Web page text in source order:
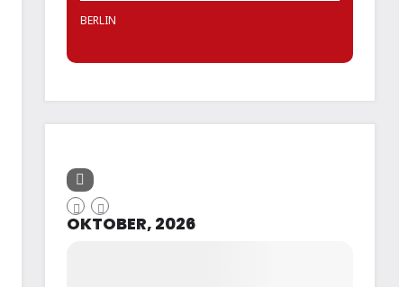
BERLIN
OKTOBER, 2026